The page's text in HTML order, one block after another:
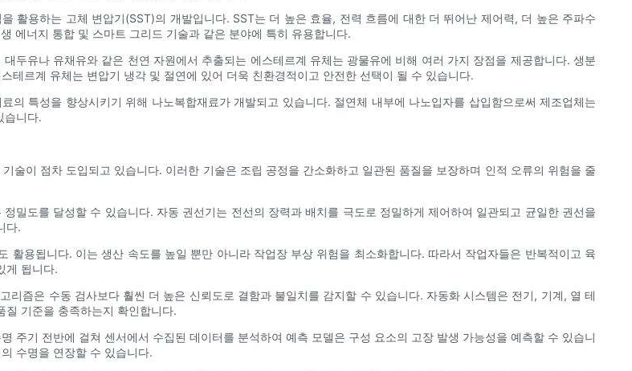
활용하는 고체 변압기(SST)의 개발입니다. SST는 더 높은 효율, 전력 흐름에 대한 더 뛰어난 제어력, 더 높은 주파수
에너지 통합 및 스마트 그리드 기술과 같은 분야에 특히 유용합니다.
두유나 유채유와 같은 천연 자원에서 추출되는 에스테르계 유체는 광물유에 비해 여러 가지 장점을 제공합니다. 생분
르계 유체는 변압기 냉각 및 절연에 있어 더욱 친환경적이고 안전한 선택이 될 수 있습니다.
의 특성을 향상시키기 위해 나노복합재료가 개발되고 있습니다. 절연체 내부에 나노입자를 삽입함으로써 제조업체는
습니다.
술이 점차 도입되고 있습니다. 이러한 기술은 조립 공정을 간소화하고 일관된 품질을 보장하며 인적 오류의 위험을 줄
밀도를 달성할 수 있습니다. 자동 권선기는 전선의 장력과 배치를 극도로 정밀하게 제어하여 일관되고 균일한 권선을
다.
용됩니다. 이는 생산 속도를 높일 뿐만 아니라 작업장 부상 위험을 최소화합니다. 따라서 작업자들은 반복적이고 육
게 됩니다.
즘은 수동 검사보다 훨씬 더 높은 신뢰도로 결함과 불일치를 감지할 수 있습니다. 자동화 시스템은 전기, 기계, 열 테
기준을 충족하는지 확인합니다.
주기 전반에 걸쳐 센서에서 수집된 데이터를 분석하여 예측 모델은 구성 요소의 고장 발생 가능성을 예측할 수 있습니
수명을 연장할 수 있습니다.